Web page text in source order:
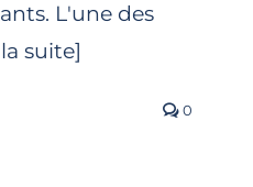
L'une des
suite]
0